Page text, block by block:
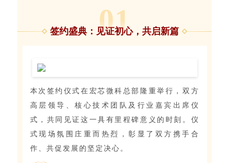
01
签约盛典：见证初心，共启新篇
本次签约仪式在宏芯微科总部隆重举行，双方
高层领导、核心技术团队及行业嘉宾出席仪
式，共同见证这一具有里程碑意义的时刻。仪
式现场氛围庄重而热烈，彰显了双方携手合
作、共促发展的坚定决心。